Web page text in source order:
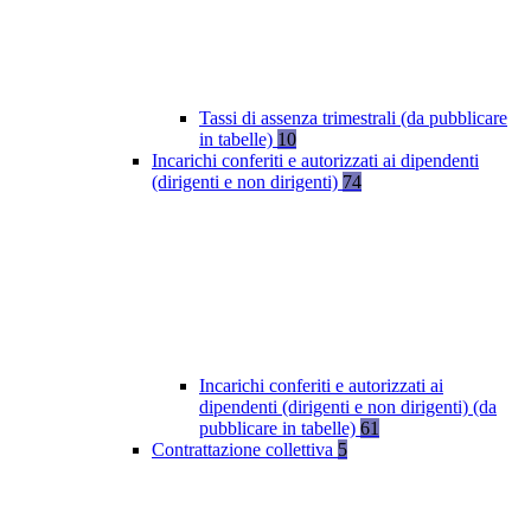
Tassi di assenza trimestrali (da pubblicare
in tabelle) 10
Incarichi conferiti e autorizzati ai dipendenti
(dirigenti e non dirigenti) 74
Incarichi conferiti e autorizzati ai
dipendenti (dirigenti e non dirigenti) (da
pubblicare in tabelle) 61
Contrattazione collettiva 5